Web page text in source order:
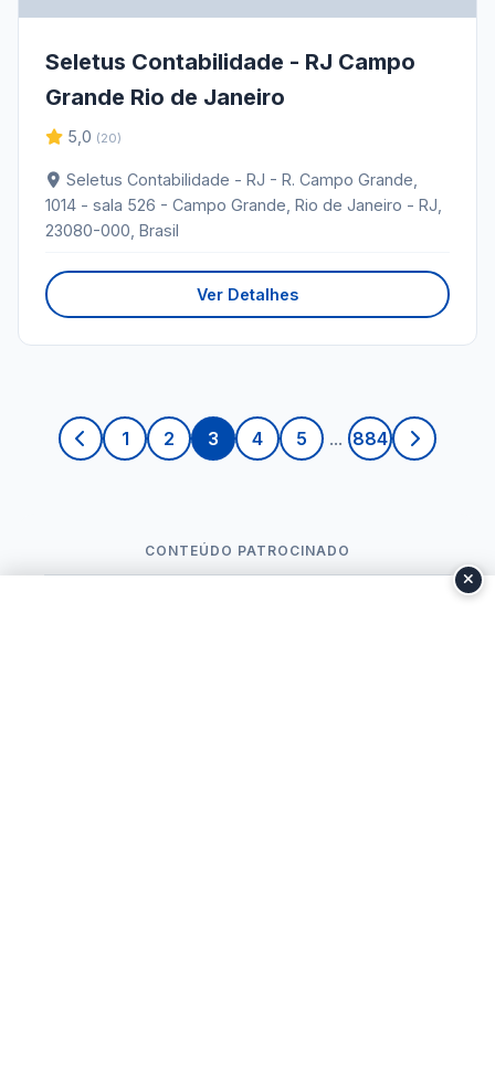
Seletus Contabilidade - RJ Campo
Grande Rio de Janeiro
5,0 (20)
Seletus Contabilidade - RJ - R. Campo Grande,
1014 - sala 526 - Campo Grande, Rio de Janeiro - RJ,
23080-000, Brasil
Ver Detalhes
1 2 3 4 5 ... 884